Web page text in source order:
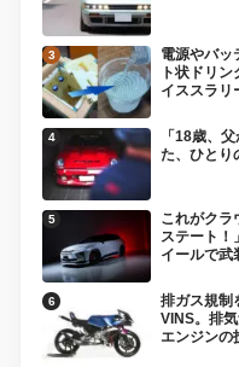
電源やバッ
ト状ドリ
イススラリ
「18歳、
た、ひとり
これがクラ
ステート！
イールで武
排ガス規制
VINS。排
エンジンの